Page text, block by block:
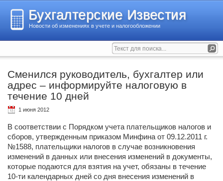
Бухгалтерские Известия
Новости об изменениях в учете и налогообложении
Сменился руководитель, бухгалтер или
адрес – информируйте налоговую в
течение 10 дней
1 июня 2012
В соответствии с Порядком учета плательщиков налогов и
сборов, утвержденным приказом Минфина от 09.12.2011 г.
№1588, плательщики налогов в случае возникновения
изменений в данных или внесения изменений в документы,
которые подаются для взятия на учет, обязаны в течение
10-ти календарных дней со дня внесения изменений в